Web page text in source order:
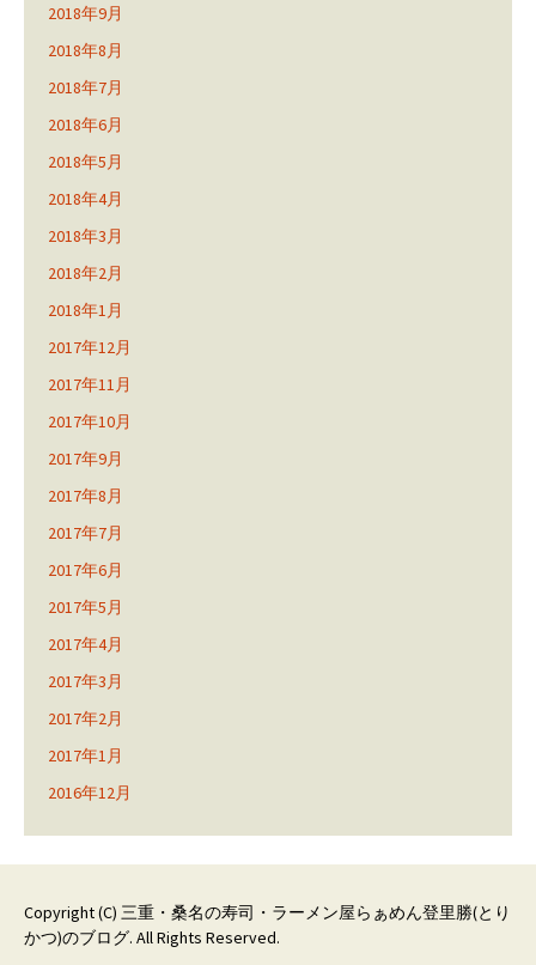
2018年9月
2018年8月
2018年7月
2018年6月
2018年5月
2018年4月
2018年3月
2018年2月
2018年1月
2017年12月
2017年11月
2017年10月
2017年9月
2017年8月
2017年7月
2017年6月
2017年5月
2017年4月
2017年3月
2017年2月
2017年1月
2016年12月
Copyright (C) 三重・桑名の寿司・ラーメン屋らぁめん登里勝(とり
かつ)のブログ. All Rights Reserved.